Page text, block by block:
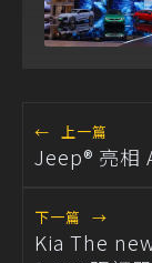
← 上一篇
Jeep® 亮相
下一篇 →
Kia The